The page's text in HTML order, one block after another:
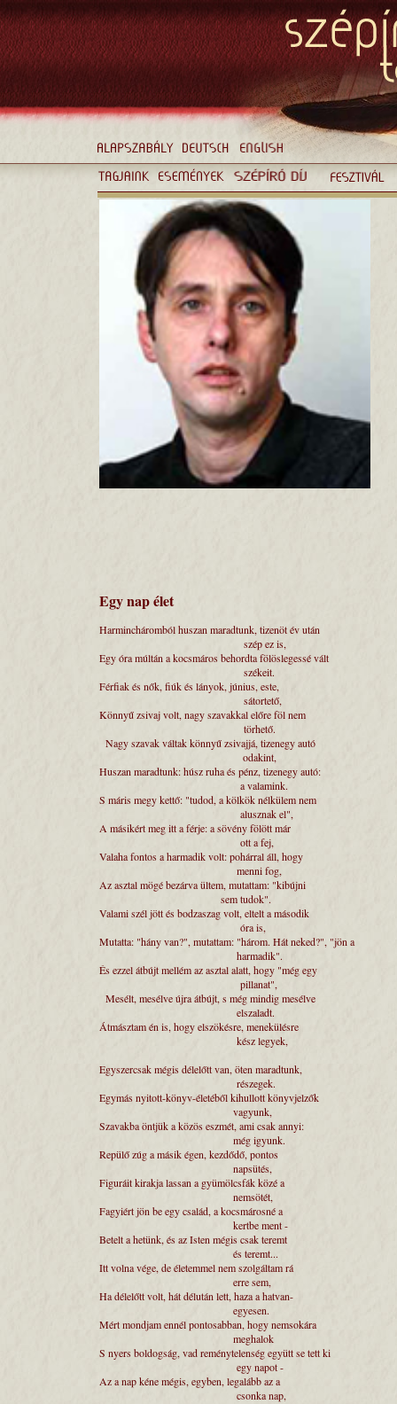
Egy nap élet
Harmincháromból huszan maradtunk,
szép ez is,
Egy óra múltán a kocsmáros behordta
székeit.
Férfiak és nők, fiúk és lányok, június,
sátortető,
Könnyű zsivaj volt, nagy szavakkal előre
törhető.
Nagy szavak váltak könnyű zsivajjá,
odakint,
Huszan maradtunk: húsz ruha és pénz,
a valamink.
S máris megy kettő: "tudod, a kölkök
alusznak el",
A másikért meg itt a férje: a sövény fölött
ott a fej,
Valaha fontos a harmadik volt: pohárral áll,
menni fog,
Az asztal mögé bezárva ültem, mutattam:
sem tudok".
Valami szél jött és bodzaszag volt, eltelt a
óra is,
Mutatta: "hány van?", mutattam: "három. Hát
harmadik".
És ezzel átbújt mellém az asztal alatt, hogy
pillanat",
Mesélt, mesélve újra átbújt, s még mindig
elszaladt.
Átmásztam én is, hogy elszökésre,
kész legyek,
Egyszercsak mégis délelőtt van, öten
részegek.
Egymás nyitott-könyv-életéből kihullott
vagyunk,
Szavakba öntjük a közös eszmét, ami csak
még igyunk.
Repülő zúg a másik égen, kezdődő,
napsütés,
Figuráit kirakja lassan a gyümölcsfák
nemsötét,
Fagyiért jön be egy család, a
kertbe ment -
Betelt a hetünk, és az Isten mégis csak
és teremt...
Itt volna vége, de életemmel nem
erre sem,
Ha délelőtt volt, hát délután lett, haza a
egyesen.
Mért mondjam ennél pontosabban, hogy
meghalok
S nyers boldogság, vad reménytelenség
egy napot -
Az a nap kéne mégis, egyben, legalább az
csonka nap,